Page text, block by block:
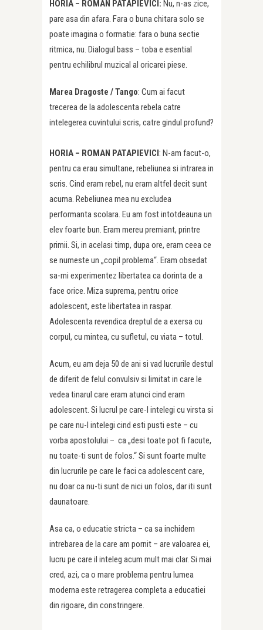
HORIA – ROMAN PATAPIEVICI: Nu, n-as zice,
pare asa din afara. Fara o buna chitara solo se
poate imagina o formatie: fara o buna sectie
ritmica, nu. Dialogul bass – toba e esential
pentru echilibrul muzical al oricarei piese.
Marea Dragoste /Tango: Cum ai facut
trecerea de la adolescenta rebela catre
intelegerea cuvintului scris, catre gindul profund?
HORIA – ROMAN PATAPIEVICI: N-am facut-o,
pentru ca erau simultane, rebeliunea si intrarea in
scris. Cind eram rebel, nu eram altfel decit sunt
acuma. Rebeliunea mea nu excludea
performanta scolara. Eu am fost intotdeauna un
elev foarte bun. Eram mereu premiant, printre
primii. Si, in acelasi timp, dupa ore, eram ceea ce
se numeste un „copil problema“. Eram obsedat
sa-mi experimentez libertatea ca dorinta de a
face orice. Miza suprema, pentru orice
adolescent, este libertatea in raspar.
Adolescenta revendica dreptul de a exersa cu
corpul, cu mintea, cu sufletul, cu viata – totul.
Acum, eu am deja 50 de ani si vad lucrurile destul
de diferit de felul convulsiv si limitat in care le
vedea tinarul care eram atunci cind eram
adolescent. Si lucrul pe care-l intelegi cu virsta si
pe care nu-l intelegi cind esti pusti este – cu
vorba apostolului – ca „desi toate pot fi facute,
nu toate-ti sunt de folos.“ Si sunt foarte multe
din lucrurile pe care le faci ca adolescent care,
nu doar ca nu-ti sunt de nici un folos, dar iti sunt
daunatoare.
Asa ca, o educatie stricta – ca sa inchidem
intrebarea de la care am pornit – are valoarea ei,
lucru pe care il inteleg acum mult mai clar. Si mai
cred, azi, ca o mare problema pentru lumea
moderna este retragerea completa a educatiei
din rigoare, din constringere.